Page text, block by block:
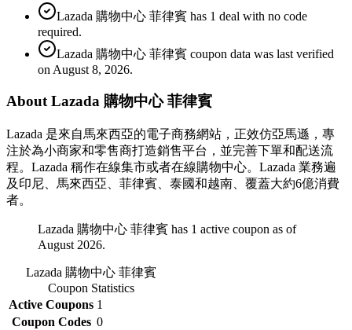
Lazada 購物中心 菲律賓 has 1 deal with no code
required.
Lazada 購物中心 菲律賓 coupon data was last verified
on August 8, 2026.
About Lazada 購物中心 菲律賓
Lazada 是來自馬來西亞的電子商務網站，正效仿亞馬遜，專
注於為小商家和零售商打造銷售平台，並完善下單和配送流
程。Lazada 稱作在線集市或者在線購物中心。Lazada 業務遍
及印尼、馬來西亞、菲律賓、泰國和越南、覆蓋大約6億消費
者。
Lazada 購物中心 菲律賓 has 1 active coupon as of
August 2026.
Lazada 購物中心 菲律賓
Coupon Statistics
Active Coupons 1
Coupon Codes 0